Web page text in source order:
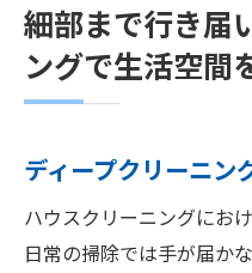
細部まで行き届
ングで生活空間
ディープクリーニン
ハウスクリーニングにお
日常の掃除では手が届か